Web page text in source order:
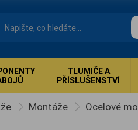
TLUMIČE A
PŘÍSLUŠENSTVÍ
Montáže Ocelové